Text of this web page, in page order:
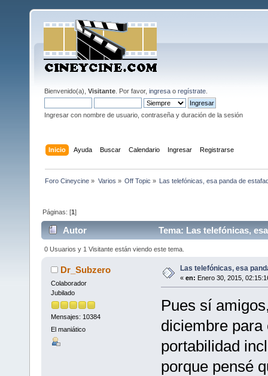
Bienvenido(a), Visitante . Por favor, ingresa o regístrate
Ingresar con nombre de usuario, contraseña y duración de la sesión
Inicio Ayuda Buscar Calendario Ingresar Registrarse
Foro Cineycine » Varios » Off Topic » Las telefónicas, esa panda de
Páginas: [1]
Autor Tema: Las telefónicas,
0 Usuarios y 1 Visitante están viendo este tema.
Dr_Subzero
Colaborador
Jubilado
Mensajes: 10384
El maniático
Las telefónicas, esa
« en: Enero 30, 2015,
Pues sí
diciembre
portabilidad
porque pensé